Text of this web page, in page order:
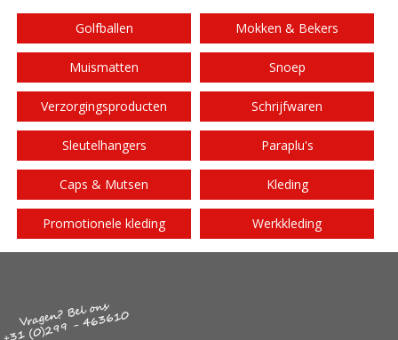
Golfballen Mokken & Bekers
Muismatten Snoep
Verzorgingsproducten Schrijfwaren
Sleutelhangers Paraplu's
Caps & Mutsen Kleding
Promotionele kleding Werkkleding